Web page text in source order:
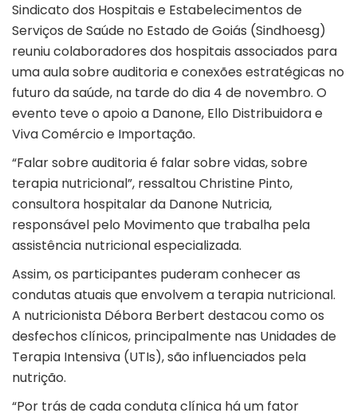
Sindicato dos Hospitais e Estabelecimentos de
Serviços de Saúde no Estado de Goiás (Sindhoesg)
reuniu colaboradores dos hospitais associados para
uma aula sobre auditoria e conexões estratégicas no
futuro da saúde, na tarde do dia 4 de novembro. O
evento teve o apoio a Danone, Ello Distribuidora e
Viva Comércio e Importação.
“Falar sobre auditoria é falar sobre vidas, sobre
terapia nutricional”, ressaltou Christine Pinto,
consultora hospitalar da Danone Nutricia,
responsável pelo Movimento que trabalha pela
assistência nutricional especializada.
Assim, os participantes puderam conhecer as
condutas atuais que envolvem a terapia nutricional.
A nutricionista Débora Berbert destacou como os
desfechos clínicos, principalmente nas Unidades de
Terapia Intensiva (UTIs), são influenciados pela
nutrição.
“Por trás de cada conduta clínica há um fator